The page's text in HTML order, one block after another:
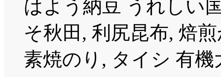
マラソン大会がある
ソン大会のない大学
学部学科とかサーク
はよう納豆 うれしい
そ秋田, 利尻昆布, 焙
素焼のり, タイシ 有